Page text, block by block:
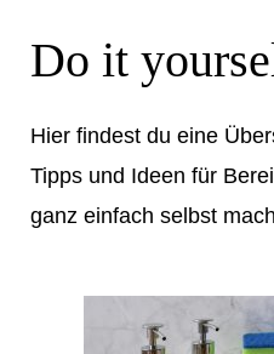
Do it
Hier findest du eine
Tipps und Ideen für
ganz einfach selbst